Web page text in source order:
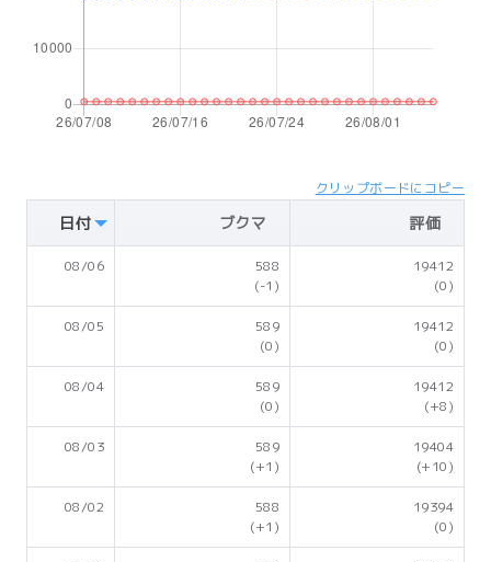
クリップボードにコピー
日付 ブクマ 評価
08/06
588
(-1)
19412
(0)
08/05
589
(0)
19412
(0)
08/04
589
(0)
19412
(+8)
08/03
589
(+1)
19404
(+10)
08/02
588
(+1)
19394
(0)